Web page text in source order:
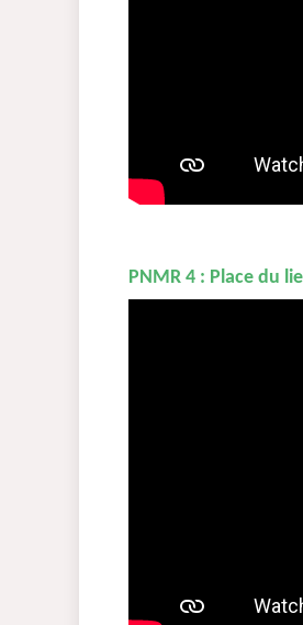
PNMR 4 : Place du